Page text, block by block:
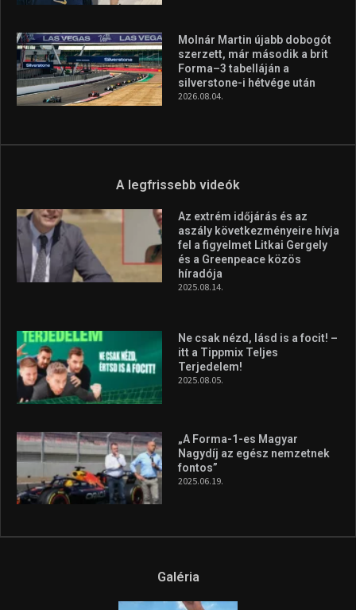
Molnár Martin újabb dobogót
szerzett, már második a brit
Forma–3 tabelláján a
silverstone-i hétvége után
2026.08.04.
A legfrissebb videók
Az extrém időjárás és az
aszály következményeire hívja
fel a figyelmet Litkai Gergely
és a Greenpeace közös
híradója
2025.08.14.
Ne csak nézd, lásd is a focit! –
itt a Tippmix Teljes
Terjedelem!
2025.08.05.
„A Forma-1-es Magyar
Nagydíj az egész nemzetnek
fontos”
2025.06.19.
Galéria